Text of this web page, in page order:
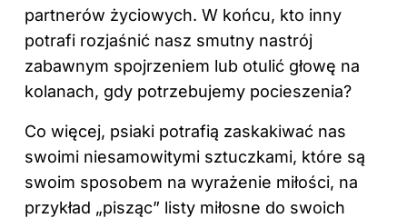
partnerów życiowych. W końcu, kto inny
potrafi rozjaśnić nasz smutny nastrój
zabawnym spojrzeniem lub otulić głowę na
kolanach, gdy potrzebujemy pocieszenia?
Co więcej, psiaki potrafią zaskakiwać nas
swoimi niesamowitymi sztuczkami, które są
swoim sposobem na wyrażenie miłości, na
przykład „pisząc” listy miłosne do swoich